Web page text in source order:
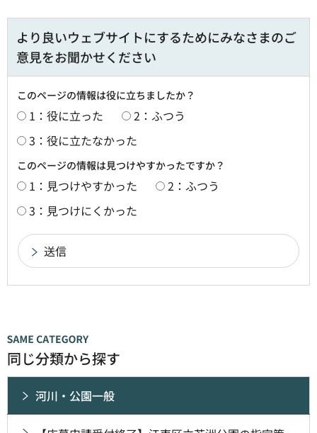
より良いウェブサイトにするためにみなさまのご
意見をお聞かせください
このページの情報は役に立ちましたか？
1：役に立った
2：ふつう
3：役に立たなかった
このページの情報は見つけやすかったですか？
1：見つけやすかった
2：ふつう
3：見つけにくかった
同じ分類から探す
河川・公園一般